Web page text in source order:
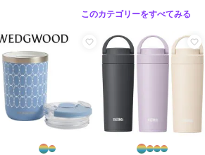
無地
フィリピン製
このカテゴリーをすべてみる